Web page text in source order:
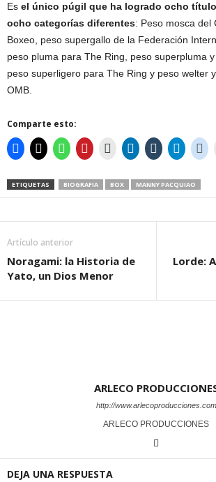
Es el único púgil que ha logrado ocho
ocho categorías diferentes: Peso mosca del
Boxeo, peso supergallo de la Federación
peso pluma para The Ring, peso superpluma y
peso superligero para The Ring y peso welter
OMB.
Comparte esto:
ETIQUETAS BIOGRAFIA BOX MANNY PACQUIAO
Artículo anterior
Noragami: la Historia de
Yato, un Dios Menor
Lorde:
ARLECO
http://www.arlecoproducciones.com
ARLECO PRODUCCIONES
DEJA UNA RESPUESTA